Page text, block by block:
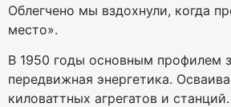
Облегчено мы вздохнули, когда
место».
В 1950 годы основным профилем
передвижная энергетика.
киловаттных агрегатов и